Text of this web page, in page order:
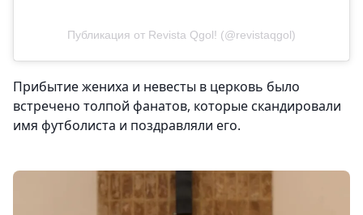
Публикация от Revista Qgol! (@revistaqgol)
Прибытие жениха и невесты в церковь было
встречено толпой фанатов, которые скандировали
имя футболиста и поздравляли его.